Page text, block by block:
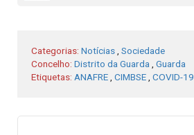
Categorias: Notícias, Sociedade
Concelho: Distrito da Guarda, Guarda
Etiquetas: ANAFRE, CIMBSE, COVID-19